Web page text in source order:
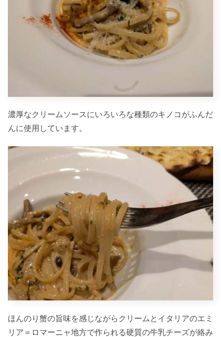
濃厚なクリームソースにいろいろな種類のキノコがふんだ
んに使用しています。
ほんのり蟹の旨味を感じながらクリームとイタリアのエミ
リア＝ロマーニャ地方で作られる硬質の牛乳チーズが絡み